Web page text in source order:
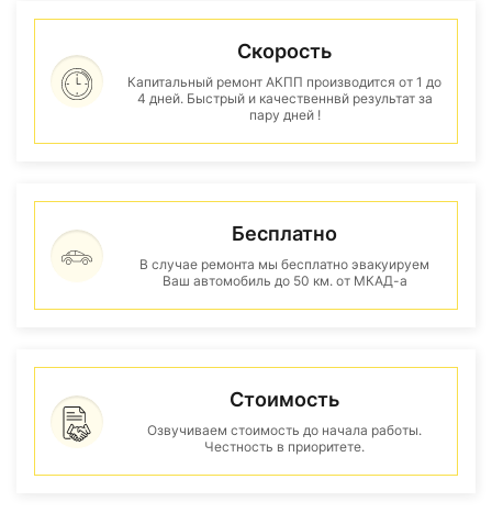
Скорость
Капитальный ремонт АКПП производится от 1 до
4 дней. Быстрый и качественнвй результат за
пару дней !
Бесплатно
В случае ремонта мы бесплатно эвакуируем
Ваш автомобиль до 50 км. от МКАД-а
Стоимость
Озвучиваем стоимость до начала работы.
Честность в приоритете.